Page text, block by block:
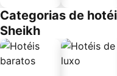
Categorias de
Sheikh